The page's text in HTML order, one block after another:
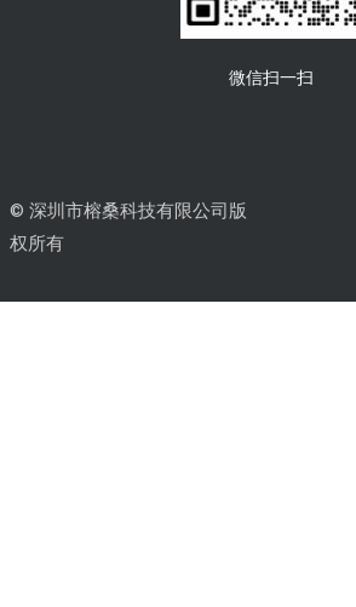
微信扫一扫
© 深圳市榕桑科技有限公司版
权所有